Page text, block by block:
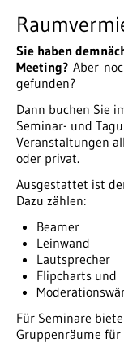
Sie haben
Meeting? Aber
gefunden?
Dann buchen Sie
Seminar- und
Veranstaltungen
oder privat.
Ausgestattet ist
Dazu zählen:
Beamer
Leinwand
Lautsprecher
Flipcharts und
Für Seminare
Gruppenräume für